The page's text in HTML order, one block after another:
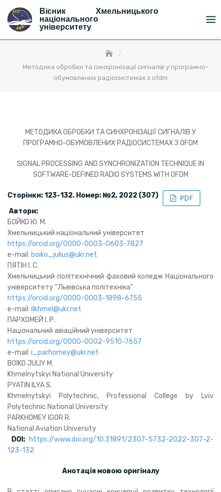
content
Вісник Хмельницького
національного
університету
Методика обробки та синхронізації сигналів у програмно-
обумовлених радіосистемах з ofdm
МЕТОДИКА ОБРОБКИ ТА СИНХРОНІЗАЦІЇ СИГНАЛІВ У
ПРОГРАМНО-ОБУМОВЛЕНИХ РАДІОСИСТЕМАХ З OFDM
SIGNAL PROCESSING AND SYNCHRONIZATION TECHNIQUE IN
SOFTWARE-DEFINED RADIO SYSTEMS WITH OFDM
Сторінки: 123-132. Номер: №2, 2022 (307)
Автори:
БОЙКО Ю. М.
Хмельницький національний університет
https://orcid.org/0000-0003-0603-7827
e-mail: boiko_julius@ukr.net
ПЯТІН І. С.
Хмельницький політехнічний фаховий коледж Національного
університету “Львівська політехніка”
https://orcid.org/0000-0003-1898-6755
e-mail: ilkhmel@ukr.net
ПАРХОМЕЙ I. Р.
Національний авіаційний університет
https://orcid.org/0000-0002-9510-7657
e-mail: i_parhomey@ukr.net
BOIKO JULIY M.
Khmelnytskyi National University
PYATIN ILYA S.
Khmelnytskyi Polytechnic, Professional College by Lviv
Polytechnic National University
PARKHOMEY IGOR R.
National Aviation University
DOI: https://www.doi.org/10.31891/2307-5732-2022-307-2-
123-132
Анотація мовою оригіналу